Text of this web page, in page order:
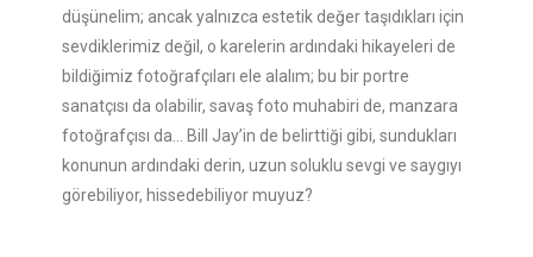
düşünelim; ancak yalnızca estetik değer taşıdıkları için
sevdiklerimiz değil, o karelerin ardındaki hikayeleri de
bildiğimiz fotoğrafçıları ele alalım; bu bir portre
sanatçısı da olabilir, savaş foto muhabiri de, manzara
fotoğrafçısı da… Bill Jay’in de belirttiği gibi, sundukları
konunun ardındaki derin, uzun soluklu sevgi ve saygıyı
görebiliyor, hissedebiliyor muyuz?